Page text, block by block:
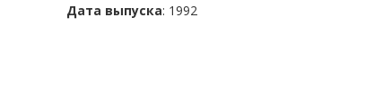
Дата выпуска: 1992